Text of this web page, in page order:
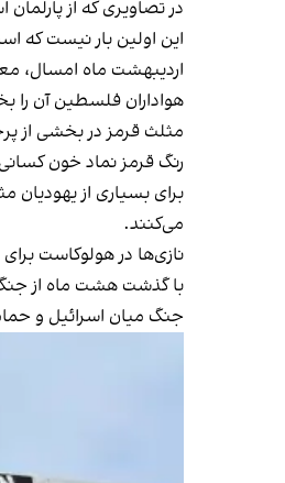
در تصاویری که از
این اولین بار نیست که
اردیبهشت ماه امسال،
هواداران فلسطین آن را
مثلث قرمز در بخشی از
رنگ قرمز نماد خون
برای بسیاری از
می‌کنند.
نازی‌ها در هولوکاست
با گذشت هشت ماه از جنگ
جنگ میان اسرائیل و حماس